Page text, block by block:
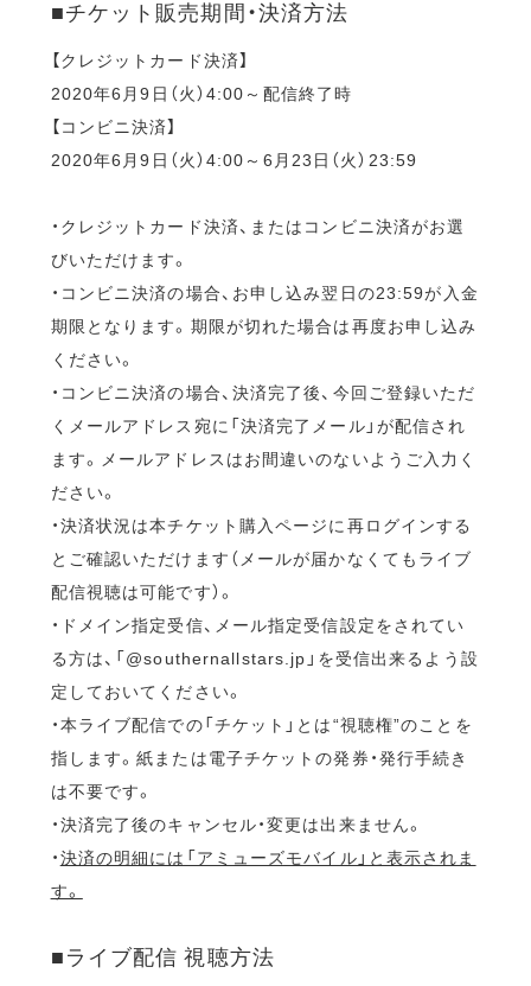
■チケット販売期間・決済方法
【クレジットカード決済】
2020年6月9日（火）4:00～配信終了時
【コンビニ決済】
2020年6月9日（火）4:00～6月23日（火）23:59
・クレジットカード決済、またはコンビニ決済がお選
びいただけます。
・コンビニ決済の場合、お申し込み翌日の23:59が入金
期限となります。期限が切れた場合は再度お申し込み
ください。
・コンビニ決済の場合、決済完了後、今回ご登録いただ
くメールアドレス宛に「決済完了メール」が配信され
ます。メールアドレスはお間違いのないようご入力く
ださい。
・決済状況は本チケット購入ページに再ログインする
とご確認いただけます（メールが届かなくてもライブ
配信視聴は可能です）。
・ドメイン指定受信、メール指定受信設定をされてい
る方は、「@southernallstars.jp」を受信出来るよう設
定しておいてください。
・本ライブ配信での「チケット」とは“視聴権”のことを
指します。紙または電子チケットの発券・発行手続き
は不要です。
・決済完了後のキャンセル・変更は出来ません。
・決済の明細には「アミューズモバイル」と表示されま
す。
■ライブ配信 視聴方法